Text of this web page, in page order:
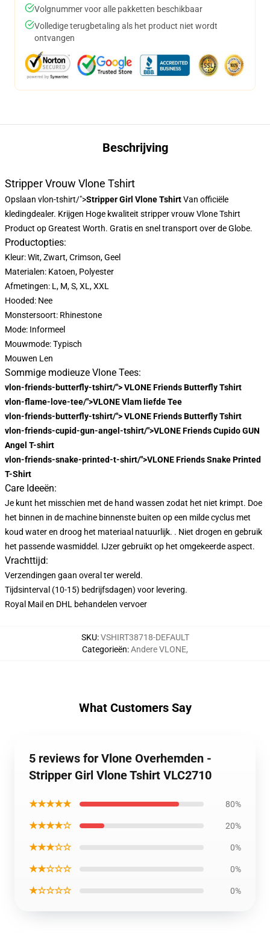
Volgnummer voor alle pakketten beschikbaar
Volledige terugbetaling als het product niet wordt
ontvangen
Beschrijving
Stripper Vrouw Vlone Tshirt
Opslaan vlon-tshirt/">Stripper Girl Vlone TshirtVan officiële
kledingdealer. Krijgen Hoge kwaliteit stripper vrouw Vlone Tshirt
Product op Greatest Worth. Gratis en snel transport over de Globe.
Productopties:
Kleur: Wit, Zwart, Crimson, Geel
Materialen: Katoen, Polyester
Afmetingen: L, M, S, XL, XXL
Hooded: Nee
Monstersoort: Rhinestone
Mode: Informeel
Mouwmode: Typisch
Mouwen Len
Sommige modieuze Vlone Tees:
vlon-friends-butterfly-tshirt/"> VLONE Friends Butterfly Tshirt
vlon-flame-love-tee/">VLONE Vlam liefde Tee
vlon-friends-butterfly-tshirt/"> VLONE Friends Butterfly Tshirt
vlon-friends-cupid-gun-angel-tshirt/">VLONE Friends Cupido GUN
Angel T-shirt
vlon-friends-snake-printed-t-shirt/">VLONE Friends Snake Printed
T-Shirt
Care Ideeën:
Je kunt het misschien met de hand wassen zodat het niet krimpt. Doe
het binnen in de machine binnenste buiten op een milde cyclus met
koud water en droog het materiaal natuurlijk. . Niet drogen en gebruik
het passende wasmiddel. IJzer gebruikt op het omgekeerde aspect.
Vrachttijd:
Verzendingen gaan overal ter wereld.
Tijdsinterval (10-15) bedrijfsdagen) voor levering.
Royal Mail en DHL behandelen vervoer
SKU:VSHIRT38718-DEFAULT
Categorieën:Andere VLONE,
What Customers Say
5 reviews for Vlone Overhemden -
Stripper Girl Vlone Tshirt VLC2710
★★★★★ 80%
★★★★☆ 20%
★★★☆☆ 0%
★★☆☆☆ 0%
★☆☆☆☆ 0%